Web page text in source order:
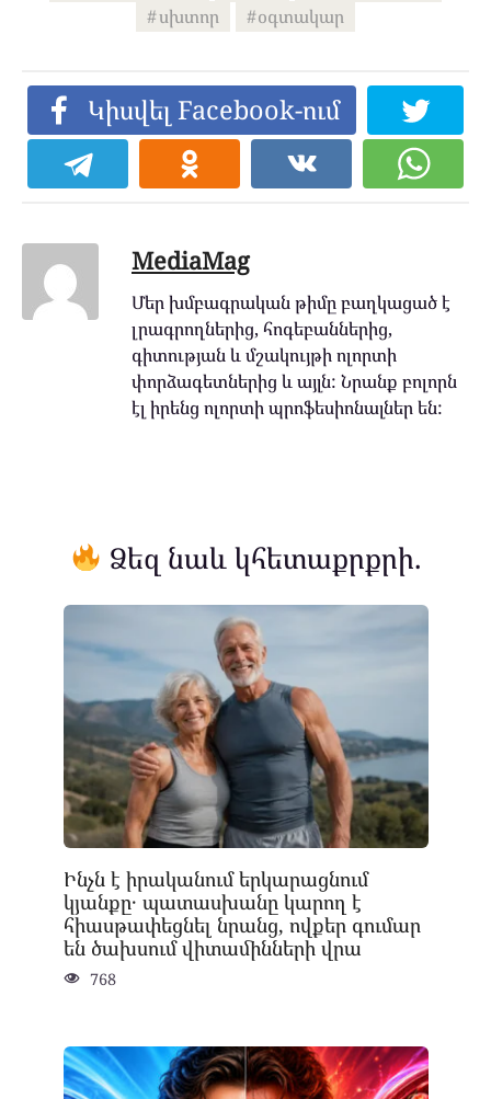
սխտոր
օգտակար
Կիսվել Facebook-ում
MediaMag
Մեր խմբագրական թիմը բաղկացած է
լրագրողներից, հոգեբաններից,
գիտության և մշակույթի ոլորտի
փորձագետներից և այլն: Նրանք բոլորն
էլ իրենց ոլորտի պրոֆեսիոնալներ են:
Ձեզ նաև կհետաքրքրի.
Ինչն է իրականում երկարացնում
կյանքը․ պատասխանը կարող է
հիասթափեցնել նրանց, ովքեր գումար
են ծախսում վիտամինների վրա
768